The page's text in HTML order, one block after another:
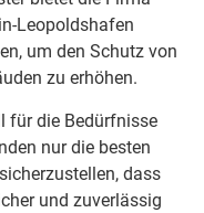
Leopoldshafen
um den Schutz von
zu erhöhen.
für die Bedürfnisse
nur die besten
dass
und zuverlässig